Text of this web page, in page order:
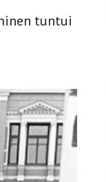
tuntui